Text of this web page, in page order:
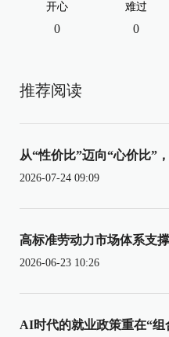
开心
0
难过
0
推荐阅读
从“性价比”迈向“心价比”
2026-07-24 09:09
高标准劳动力市场体系支
2026-06-23 10:26
AI时代的就业政策重在“组